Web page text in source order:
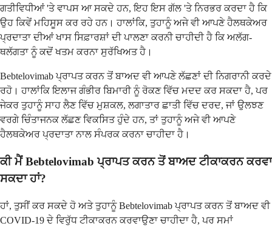
ਗਤੀਵਿਧੀਆਂ 'ਤੇ ਵਾਪਸ ਆ ਸਕਦੇ ਹਨ, ਇਹ ਇਸ ਗੱਲ 'ਤੇ ਨਿਰਭਰ ਕਰਦਾ ਹੈ ਕਿ
ਉਹ ਕਿਵੇਂ ਮਹਿਸੂਸ ਕਰ ਰਹੇ ਹਨ। ਹਾਲਾਂਕਿ, ਤੁਹਾਨੂੰ ਅਜੇ ਵੀ ਆਪਣੇ ਹੈਲਥਕੇਅਰ
ਪ੍ਰਦਾਤਾ ਦੀਆਂ ਖਾਸ ਸਿਫ਼ਾਰਸ਼ਾਂ ਦੀ ਪਾਲਣਾ ਕਰਨੀ ਚਾਹੀਦੀ ਹੈ ਕਿ ਅਲੱਗ-
ਥਲੱਗਤਾ ਨੂੰ ਕਦੋਂ ਖਤਮ ਕਰਨਾ ਸੁਰੱਖਿਅਤ ਹੈ।
Bebtelovimab ਪ੍ਰਾਪਤ ਕਰਨ ਤੋਂ ਬਾਅਦ ਵੀ ਆਪਣੇ ਲੱਛਣਾਂ ਦੀ ਨਿਗਰਾਨੀ ਕਰਦੇ
ਰਹੋ। ਹਾਲਾਂਕਿ ਇਲਾਜ ਗੰਭੀਰ ਬਿਮਾਰੀ ਨੂੰ ਰੋਕਣ ਵਿੱਚ ਮਦਦ ਕਰ ਸਕਦਾ ਹੈ, ਪਰ
ਜੇਕਰ ਤੁਹਾਨੂੰ ਸਾਹ ਲੈਣ ਵਿੱਚ ਮੁਸ਼ਕਲ, ਲਗਾਤਾਰ ਛਾਤੀ ਵਿੱਚ ਦਰਦ, ਜਾਂ ਉਲਝਣ
ਵਰਗੇ ਚਿੰਤਾਜਨਕ ਲੱਛਣ ਵਿਕਸਿਤ ਹੁੰਦੇ ਹਨ, ਤਾਂ ਤੁਹਾਨੂੰ ਅਜੇ ਵੀ ਆਪਣੇ
ਹੈਲਥਕੇਅਰ ਪ੍ਰਦਾਤਾ ਨਾਲ ਸੰਪਰਕ ਕਰਨਾ ਚਾਹੀਦਾ ਹੈ।
ਕੀ ਮੈਂ Bebtelovimab ਪ੍ਰਾਪਤ ਕਰਨ ਤੋਂ ਬਾਅਦ ਟੀਕਾਕਰਨ ਕਰਵਾ
ਸਕਦਾ ਹਾਂ?
ਹਾਂ, ਤੁਸੀਂ ਕਰ ਸਕਦੇ ਹੋ ਅਤੇ ਤੁਹਾਨੂੰ Bebtelovimab ਪ੍ਰਾਪਤ ਕਰਨ ਤੋਂ ਬਾਅਦ ਵੀ
COVID-19 ਦੇ ਵਿਰੁੱਧ ਟੀਕਾਕਰਨ ਕਰਵਾਉਣਾ ਚਾਹੀਦਾ ਹੈ, ਪਰ ਸਮਾਂ